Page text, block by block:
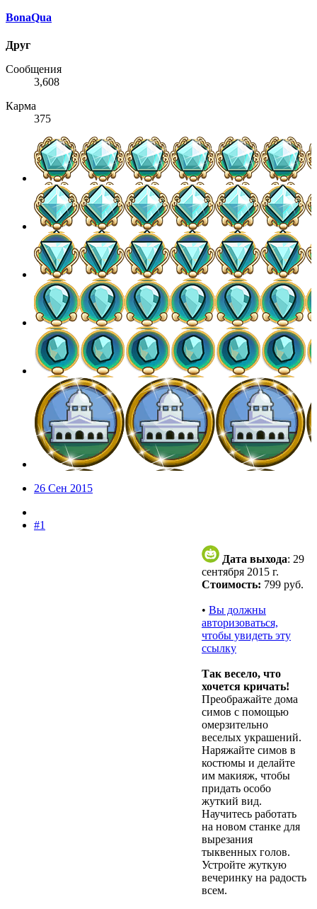
BonaQua
Друг
Сообщения
3,608
Карма
375
26 Сен 2015
#1
Дата выхода: 29
сентября 2015 г.
Стоимость: 799 руб.
• Вы должны
авторизоваться,
чтобы увидеть эту
ссылку
Так весело, что
хочется кричать!
Преображайте дома
симов с помощью
омерзительно
веселых украшений.
Наряжайте симов в
костюмы и делайте
им макияж, чтобы
придать особо
жуткий вид.
Научитесь работать
на новом станке для
вырезания
тыквенных голов.
Устройте жуткую
вечеринку на радость
всем.